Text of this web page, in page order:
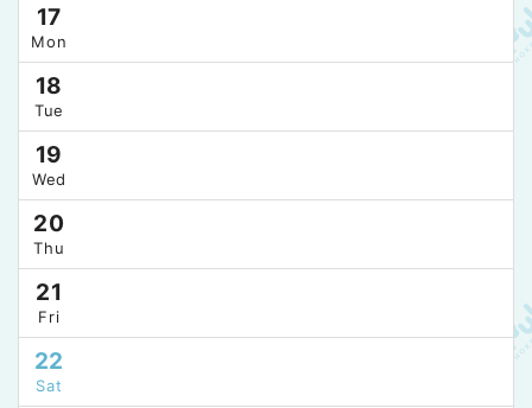
17
Mon
18
Tue
19
Wed
20
Thu
21
Fri
22
Sat